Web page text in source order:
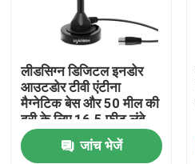
कारखाना भ्रमण
गुणवत्ता नियंत्रण
संपर्क करें
लीडसिग्न डिजिटल इनडोर
आउटडोर टीवी एंटीना
मैग्नेटिक बेस और 50 मील की
दूरी के लिए 16.5 फीट लंबे
केबल टीवी एरियल के साथ
जांच भेजें